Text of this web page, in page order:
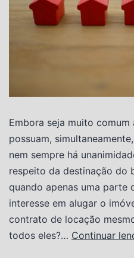
Embora seja muito
possuam,
nem sempre há
respeito da destinação do
quando apenas uma parte
interesse em alugar o
contrato de locação
todos eles?… Continuar